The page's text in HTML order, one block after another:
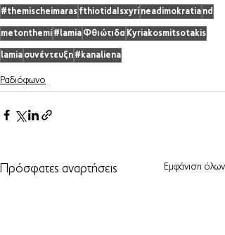
#themischeimaras fthiotidaIsxyri neadimokratia nd
metonthemi #lamia Φθιώτιδα Kyriakosmitsotakis
lamia συνέντευξη #kanaliena
Ραδιόφωνο
Πρόσφατες αναρτήσεις Εμφάνιση όλων